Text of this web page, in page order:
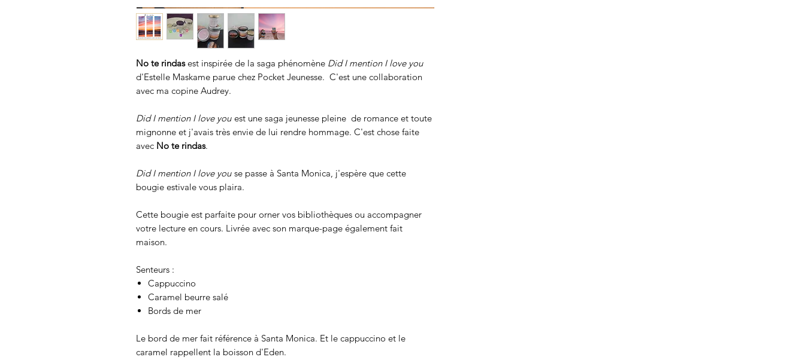
No te rindasest inspirée de la saga phénomène Did I mention I love you
d'Estelle Maskame parue chez Pocket Jeunesse. C'est une collaboration
avec ma copine Audrey.
Did I mention I love you est une saga jeunesse pleine de romance et toute
mignonne et j'avais très envie de lui rendre hommage. C'est chose faite
avec No te rindas.
Did I mention I love you se passe à Santa Monica, j'espère que cette
bougie estivale vous plaira.
Cette bougie est parfaite pour orner vos bibliothèques ou accompagner
votre lecture en cours. Livrée avec son marque-page également fait
maison.
Senteurs :
Cappuccino
Caramel beurre salé
Bords de mer
Le bord de mer fait référence à Santa Monica. Et le cappuccino et le
caramel rappellent la boisson d'Eden.